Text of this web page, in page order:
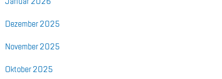
Ja­nu­ar 2026
De­zem­ber 2025
No­vem­ber 2025
Ok­to­ber 2025